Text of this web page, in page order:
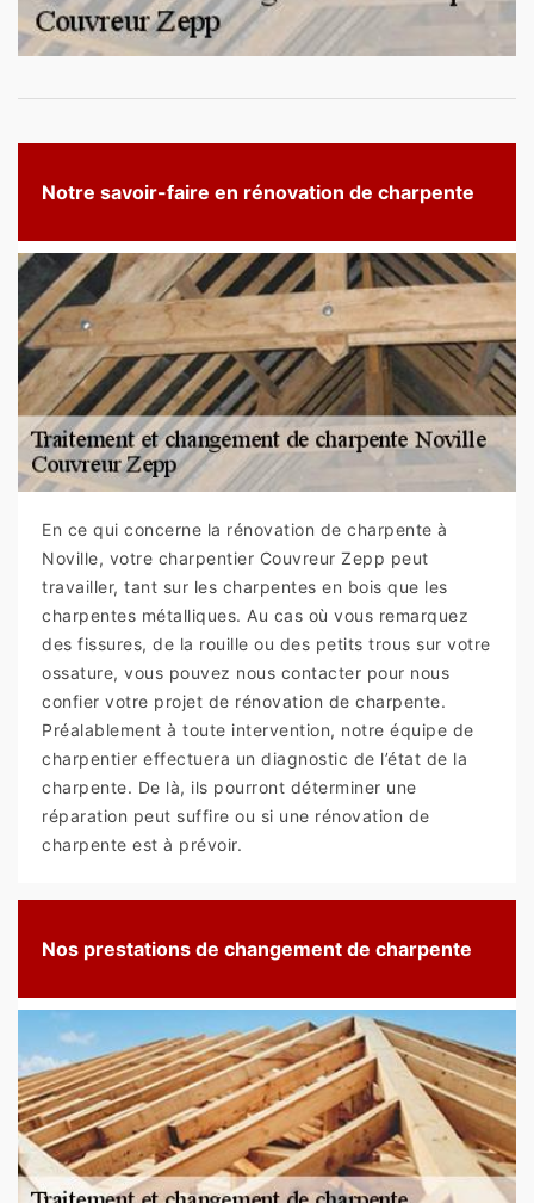
Notre savoir-faire en rénovation de charpente
En ce qui concerne la rénovation de charpente à
Noville, votre charpentier Couvreur Zepp peut
travailler, tant sur les charpentes en bois que les
charpentes métalliques. Au cas où vous remarquez
des fissures, de la rouille ou des petits trous sur votre
ossature, vous pouvez nous contacter pour nous
confier votre projet de rénovation de charpente.
Préalablement à toute intervention, notre équipe de
charpentier effectuera un diagnostic de l’état de la
charpente. De là, ils pourront déterminer une
réparation peut suffire ou si une rénovation de
charpente est à prévoir.
Nos prestations de changement de charpente